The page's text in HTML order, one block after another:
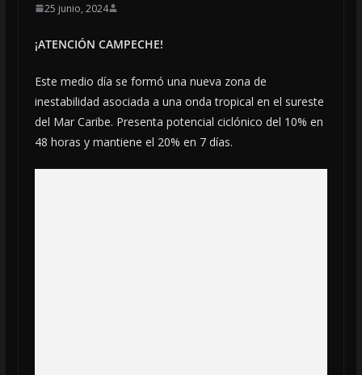
25 junio, 2024
¡ATENCIÓN CAMPECHE!
Este medio día se formó una nueva zona de
inestabilidad asociada a una onda tropical en el sureste
del Mar Caribe. Presenta potencial ciclónico del 10% en
48 horas y mantiene el 20% en 7 días.